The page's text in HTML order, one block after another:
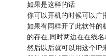
如果是这样的话
你可以开机的时候可以广
如果有同样开了此软件的
的存在,同时两边在在线
然后以后就可以用这个IP